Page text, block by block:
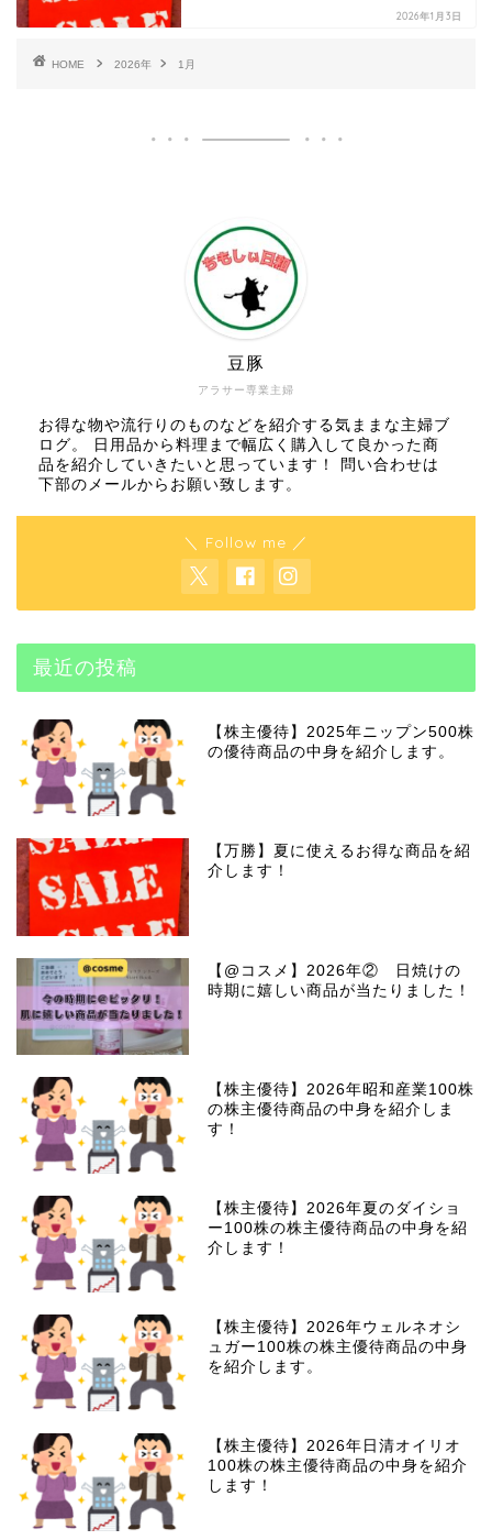
2026年1月3日
HOME 2026年 1月
アラサー専業主婦
豆豚
お得な物や流行りのものなどを紹介する気ままな主婦ブ
ログ。 日用品から料理まで幅広く購入して良かった商
品を紹介していきたいと思っています！ 問い合わせは
下部のメールからお願い致します。
＼ Follow me ／
最近の投稿
【株主優待】2025年ニップン500株
の優待商品の中身を紹介します。
【万勝】夏に使えるお得な商品を紹
介します！
【@コスメ】2026年② 日焼けの
時期に嬉しい商品が当たりました！
【株主優待】2026年昭和産業100株
の株主優待商品の中身を紹介しま
す！
【株主優待】2026年夏のダイショ
ー100株の株主優待商品の中身を紹
介します！
【株主優待】2026年ウェルネオシ
ュガー100株の株主優待商品の中身
を紹介します。
【株主優待】2026年日清オイリオ
100株の株主優待商品の中身を紹介
します！